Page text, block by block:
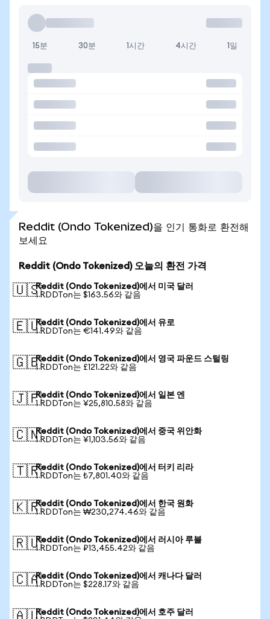
15분 30분 1시간 4시간 1일
Reddit (Ondo Tokenized)을 인기 통화로 환전해
보세요
Reddit (Ondo Tokenized) 오늘의 환전 가격
🇺🇸Reddit (Ondo Tokenized)에서 미국 달러
1 RDDTon는 $163.56와 같음
🇪🇺Reddit (Ondo Tokenized)에서 유로
1 RDDTon는 €141.49와 같음
🇬🇧Reddit (Ondo Tokenized)에서 영국 파운드 스털링
1 RDDTon는 £121.22와 같음
🇯🇵Reddit (Ondo Tokenized)에서 일본 엔
1 RDDTon는 ¥25,810.58와 같음
🇨🇳Reddit (Ondo Tokenized)에서 중국 위안화
1 RDDTon는 ¥1,103.56와 같음
🇹🇷Reddit (Ondo Tokenized)에서 터키 리라
1 RDDTon는 ₺7,801.40와 같음
🇰🇷Reddit (Ondo Tokenized)에서 한국 원화
1 RDDTon는 ₩230,274.46와 같음
🇷🇺Reddit (Ondo Tokenized)에서 러시아 루블
1 RDDTon는 ₽13,455.42와 같음
🇨🇦Reddit (Ondo Tokenized)에서 캐나다 달러
1 RDDTon는 $228.17와 같음
Reddit (Ondo Tokenized)에서 호주 달러